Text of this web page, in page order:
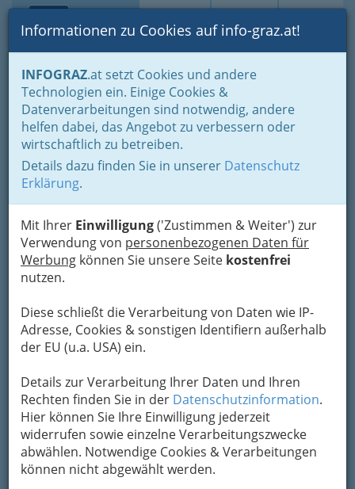
Suche Login Toggle
Informationen zu Cookies auf info-graz.at!
INFOGRAZ.at setzt Cookies und andere
Technologien ein. Einige Cookies &
Datenverarbeitungen sind notwendig, andere
helfen dabei, das Angebot zu verbessern oder
wirtschaftlich zu betreiben.
Details dazu finden Sie in unserer Datenschutz
Erklärung.
Mit Ihrer Einwilligung('Zustimmen & Weiter') zur
Verwendung von personenbezogenen Daten für
Werbung können Sie unsere Seite kostenfrei
nutzen.
Diese schließt die Verarbeitung von Daten wie IP-
Adresse, Cookies & sonstigen Identifiern außerhalb
der EU (u.a. USA) ein.
Details zur Verarbeitung Ihrer Daten und Ihren
Rechten finden Sie in der Datenschutzinformation.
Hier können Sie Ihre Einwilligung jederzeit
widerrufen sowie einzelne Verarbeitungszwecke
abwählen. Notwendige Cookies & Verarbeitungen
können nicht abgewählt werden.
Home Branchen
Gesundheit und Soziales
Altenheime - Pflegeeinrichtungen für Senioren und Seniorinnen
Altenheime für Senioren
und Seniorinnen -
Pflegeeinrichtungen Graz
und Umgebung
Pflege mit Herz und ‚keine
Nummer‘ sein! Betreuung und
nicht Aufbewahrung!